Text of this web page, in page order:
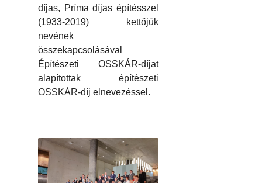
díjas, Príma díjas építésszel
(1933-2019) kettőjük
nevének
összekapcsolásával
Építészeti OSSKÁR-díjat
alapítottak építészeti
OSSKÁR-díj elnevezéssel.